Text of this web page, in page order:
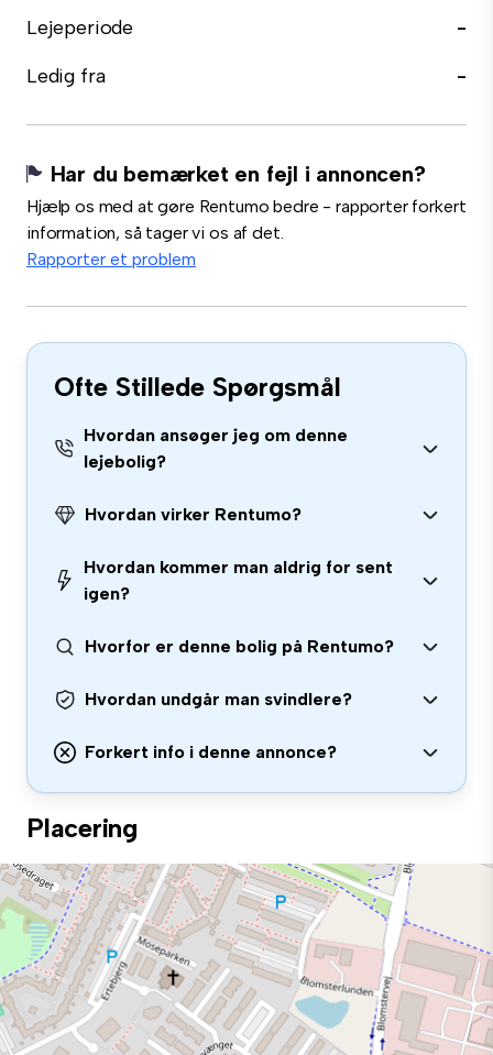
Lejeperiode
-
Ledig fra
-
Har du bemærket en fejl i annoncen?
Hjælp os med at gøre Rentumo bedre - rapporter forkert
information, så tager vi os af det.
Rapporter et problem
Ofte Stillede Spørgsmål
Hvordan ansøger jeg om denne
lejebolig?
Hvordan virker Rentumo?
Hvordan kommer man aldrig for sent
igen?
Hvorfor er denne bolig på Rentumo?
Hvordan undgår man svindlere?
Forkert info i denne annonce?
Placering